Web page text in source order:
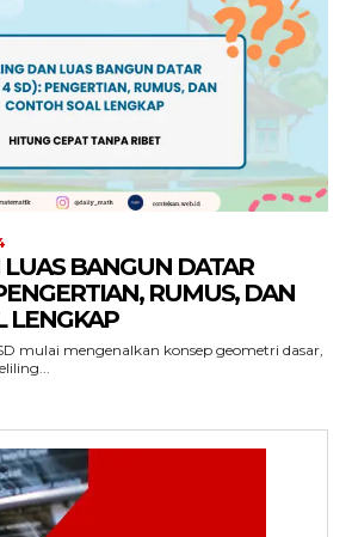
BANGUN DATAR
RUMUS, DAN
LENGKAP
mulai mengenalkan konsep geometri dasar,